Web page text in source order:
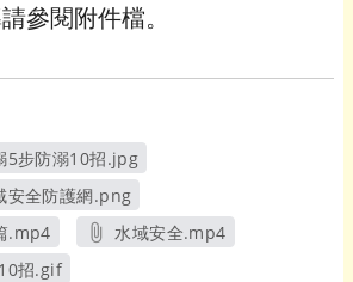
參閱附件檔。
5步防溺10招.jpg
開新視窗
安全防護網.png
開新視窗
.mp4
視窗
水域安全.mp4
招.gif